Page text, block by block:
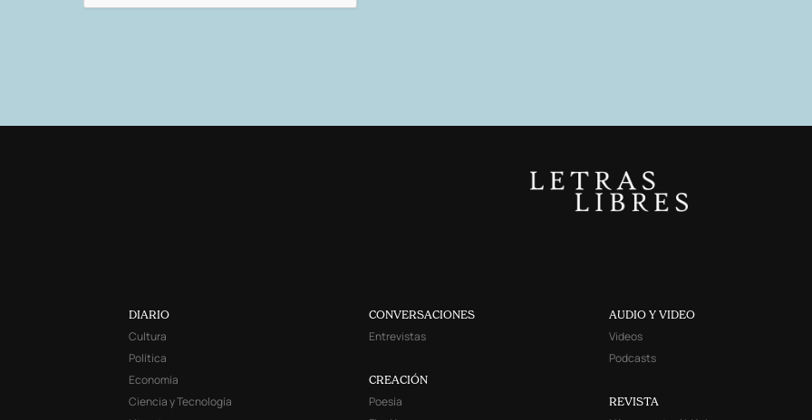
DIARIO
Cultura
Política
Economía
Ciencia y Tecnología
CONVERSACIONES
Entrevistas
CREACIÓN
Poesía
AUDIO Y VIDEO
Videos
Podcasts
REVISTA